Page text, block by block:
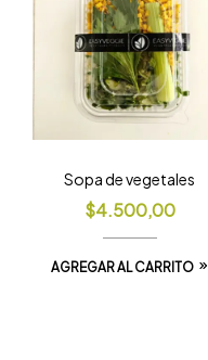
Sopa de vegetales
$4.500,00
AGREGAR AL CARRITO